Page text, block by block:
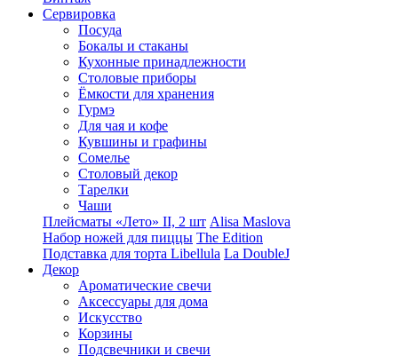
Сервировка
Посуда
Бокалы и стаканы
Кухонные принадлежности
Столовые приборы
Ëмкости для хранения
Гурмэ
Для чая и кофе
Кувшины и графины
Сомелье
Столовый декор
Тарелки
Чаши
Плейсматы «Лето» II, 2 шт Alisa Maslova
Набор ножей для пиццы The Edition
Подставка для торта Libellula La DoubleJ
Декор
Ароматические свечи
Аксессуары для дома
Искусство
Корзины
Подсвечники и свечи